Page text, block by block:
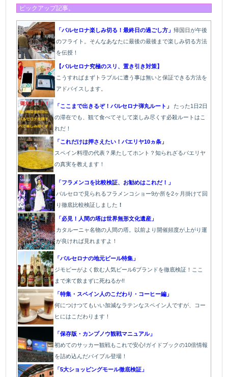
ピックアップ記事。
「バルセロナ楽しみ切る！最終日の過ごし方」帰国日が午後
のフライト。そんなあなたに最後の最後まで楽しみ切る方法
を伝授！
【バルセロナ究極のスリ、置き引き対策】
こうすればまずトラブルに遭う事は無いと保証できる方法を
アドバイスします。
「ここまで出きるぞ！バルセロナ弾丸ルート」 たった1 日2日
の滞在でも、観て食べてそして楽しみ尽くす必殺ルートはこ
れだ！
「これだけは押さえたい！パエリヤ10ヵ条」
スペイン料理の代表？果たしてホント？知られざるパエリヤ
の真実を教えます！
「フラメンコを比較検証、お勧めはこれだ！」
バルセロで見られるフラメンコショー9か所を2ヶ月掛けて回
り徹底比較検証しました ！
「必見！人間の塔は世界無形文化遺産」
カタルーニャ名物の人間の塔。以前より開催頻度が上がり運
が良ければ見れますよ！
「バルセロナの地元ビール特集」
ジモピーがよく飲む人気ビール6ブランドを徹底検証！ここ
まで来て飲まずに死ねるか!!
「特集・スペイン人のこだわり・コーヒー編」
何につけつてもいい加減なラテンなスペイン人ですが、コー
ヒにはこだわります ！
「保存版・カンプノウ観戦マニュアル」
初めてのサッカー観戦もこれで安心!ガイドブックの10倍情報
を詰め込んだバイブル登場！
「5大ショッピングモール徹底検証」